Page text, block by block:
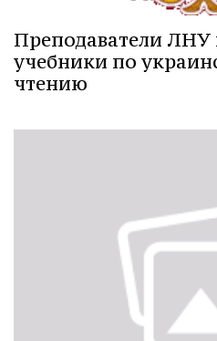
Преподаватели ЛНУ
учебники по
чтению